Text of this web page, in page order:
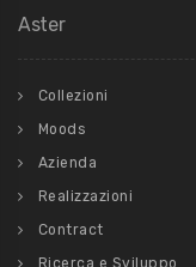
Aster
Collezioni
Moods
Azienda
Realizzazioni
Contract
Ricerca e Sviluppo